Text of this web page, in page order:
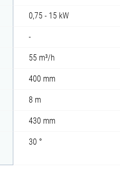
0,75 - 15 kW
-
55 m³/h
400 mm
8 m
430 mm
30 °